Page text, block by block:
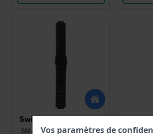
Swiss Military Hanowa
SM-BA-SMWGG0003530
Swiss
Vos paramètres de